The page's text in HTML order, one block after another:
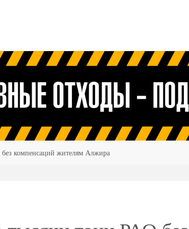
компенсаций жителям Алжира